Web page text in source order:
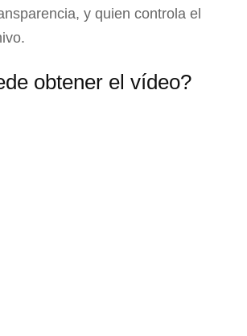
y quien controla el
obtener el vídeo?